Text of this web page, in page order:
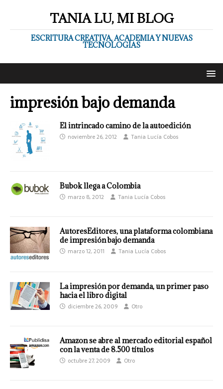
TANIA LU, MI BLOG
ESCRITURA CREATIVA, ACADEMIA Y NUEVAS
TECNOLOGÍAS
impresión bajo demanda
El intrincado camino de la autoedición
noviembre 26, 2012 Tania Lucía Cobos
Bubok llega a Colombia
marzo 8, 2012 Tania Lucía Cobos
AutoresEditores, una plataforma colombiana
de impresión bajo demanda
marzo 12, 2011 Tania Lucía Cobos
La impresión por demanda, un primer paso
hacia el libro digital
diciembre 26, 2009 Otro
Amazon se abre al mercado editorial español
con la venta de 8.500 títulos
octubre 27, 2009 Otro